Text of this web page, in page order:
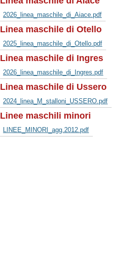
2026_linea_maschile_di_Aiace.pdf
Linea maschile di Otello
2025_linea_maschile_di_Otello.pdf
Linea maschile di Ingres
2026_linea_maschile_di_Ingres.pdf
Linea maschile di Ussero
2024_linea_M_stalloni_USSERO.pdf
Linee maschili minori
LINEE_MINORI_agg.2012.pdf